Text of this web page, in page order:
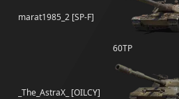
marat1985_2 [SP-F]
60TP
_The_AstraX_ [OILCY]